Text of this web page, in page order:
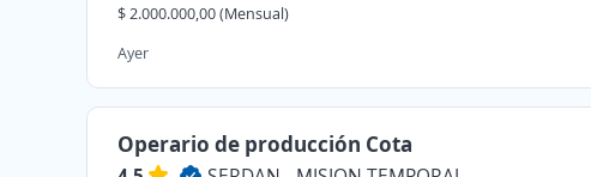
$ 2.000.000,00 (Mensual)
Ayer
Operario de producción Cota